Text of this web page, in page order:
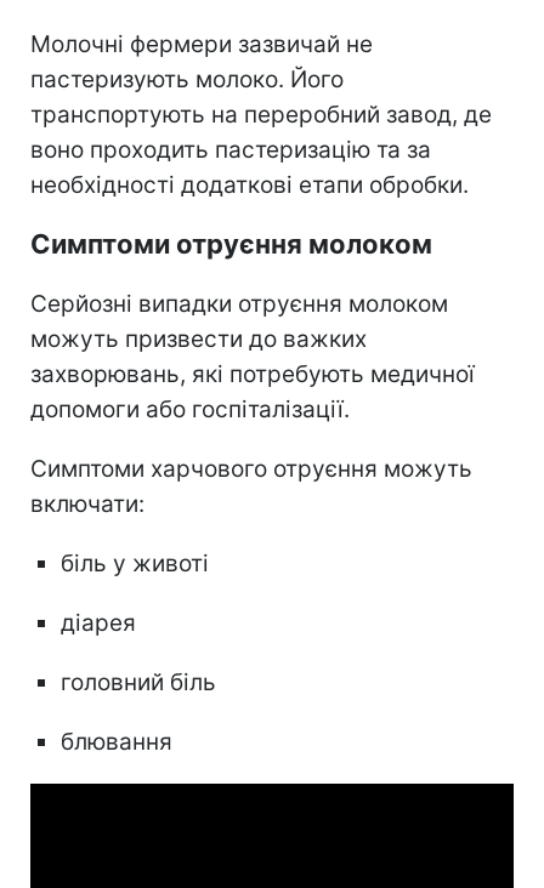
Молочні фермери зазвичай не
пастеризують молоко. Його
транспортують на переробний завод, де
воно проходить пастеризацію та за
необхідності додаткові етапи обробки.
Симптоми отруєння молоком
Серйозні випадки отруєння молоком
можуть призвести до важких
захворювань, які потребують медичної
допомоги або госпіталізації.
Симптоми харчового отруєння можуть
включати:
біль у животі
діарея
головний біль
блювання